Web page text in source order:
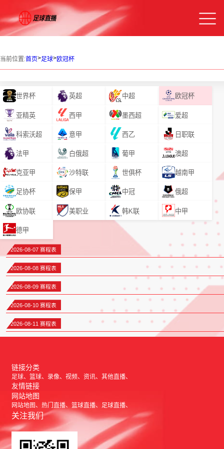
当前位置:首页>足球>欧冠杯
世界杯 英超 中超 欧冠杯
亚精英 西甲 墨西超 爱超
科索沃超 意甲 西乙 日职联
法甲 白俄超 葡甲 澳超
克亚甲 沙特联 世俱杯 越南甲
足协杯 保甲 中冠 俄超
欧协联 美职业 韩K联 中甲
德甲
2026-08-07 赛程表
2026-08-08 赛程表
2026-08-09 赛程表
2026-08-10 赛程表
2026-08-11 赛程表
链接分类
足球 篮球 录像 视频 资讯 其他直播
友情链接
网站地图
网站地图 热门直播 篮球直播 足球直播
关注我们